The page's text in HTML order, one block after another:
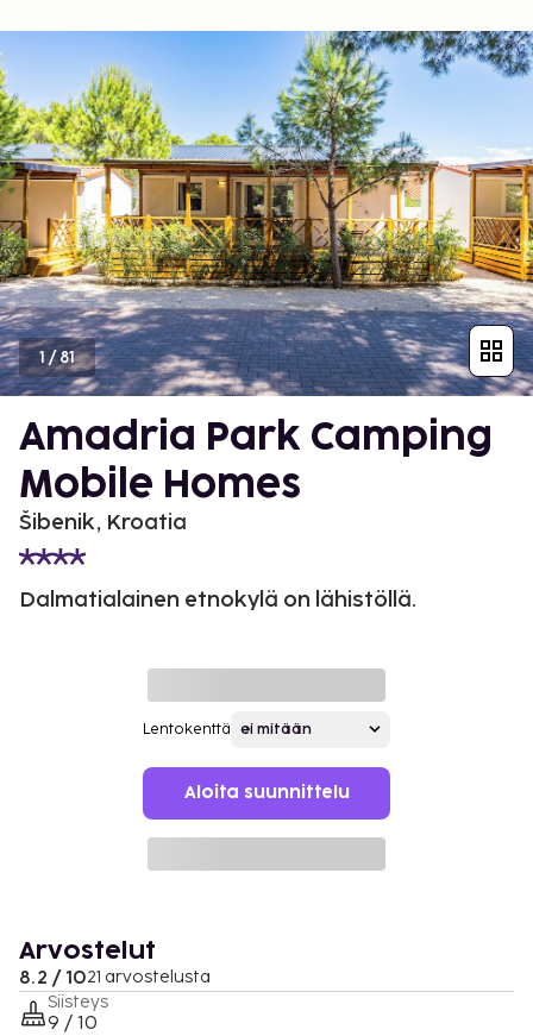
1 /81
Amadria Park Camping
Mobile Homes
Šibenik, Kroatia
Dalmatialainen etnokylä on lähistöllä.
Lentokenttä
Aloita suunnittelu
Arvostelut
8.2 / 1021 arvostelusta
Siisteys
9 / 10